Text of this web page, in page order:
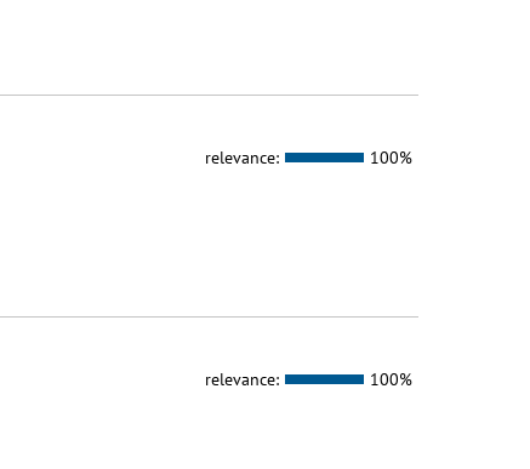
relevance: 100%
relevance: 100%